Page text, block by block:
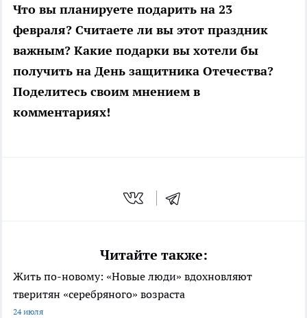
Что вы планируете подарить на 23
февраля? Считаете ли вы этот праздник
важным? Какие подарки вы хотели бы
получить на День защитника Отечества?
Поделитесь своим мнением в
комментариях!
Читайте также:
Жить по-новому: «Новые люди» вдохновляют
тверитян «серебряного» возраста
24 июля